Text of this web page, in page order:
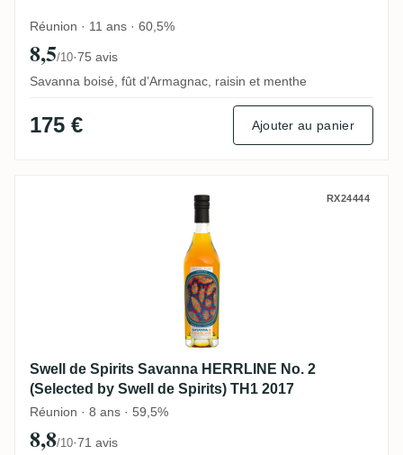
Réunion · 11 ans · 60,5%
8,5/10·75 avis
Savanna boisé, fût d’Armagnac, raisin et menthe
175 € Ajouter au panier
Swell de Spirits Savanna HERRLINE No.
RX24444
Swell de Spirits Savanna HERRLINE No. 2
(Selected by Swell de Spirits) TH1 2017
Réunion · 8 ans · 59,5%
8,8/10·71 avis